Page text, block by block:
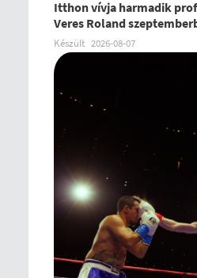
Itthon vívja harmadik
Veres Roland
Készült 2026-08-07